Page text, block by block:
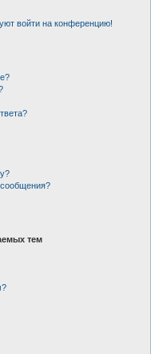
войти на конференцию!
сообщения?
тем